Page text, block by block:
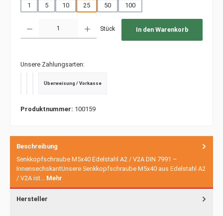
1
5 10 25 50 100
Stück In den Warenkorb
Unsere Zahlungsarten:
Überweisung / Vorkasse
Produktnummer: 100159
Beschreibung
Senkkopfschraube M5x40 Edelstahl A2 / V2A DIN 7991 –
InnensechskantUnsere Senkkopfschraube M5x40 aus Edelstahl A2
/ V2A ist… Mehr
Hersteller